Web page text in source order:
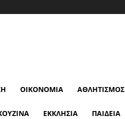
ΟΙΚΟΝΟΜΊΑ ΑΘΛΗΤΙΣΜΌΣ
ΕΚΚΛΗΣΙΑ ΠΑΙΔΕΙΑ